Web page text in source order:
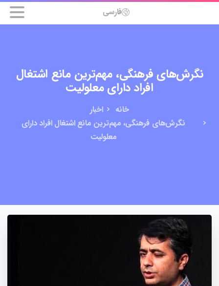
فارسی
نگرش‌های فرهنگی، مهم‌ترین مانع اشتغال
افراد دارای معلولیت
خانه
اخبار
نگرش‌های فرهنگی، مهم‌ترین مانع اشتغال افراد دارای
معلولیت